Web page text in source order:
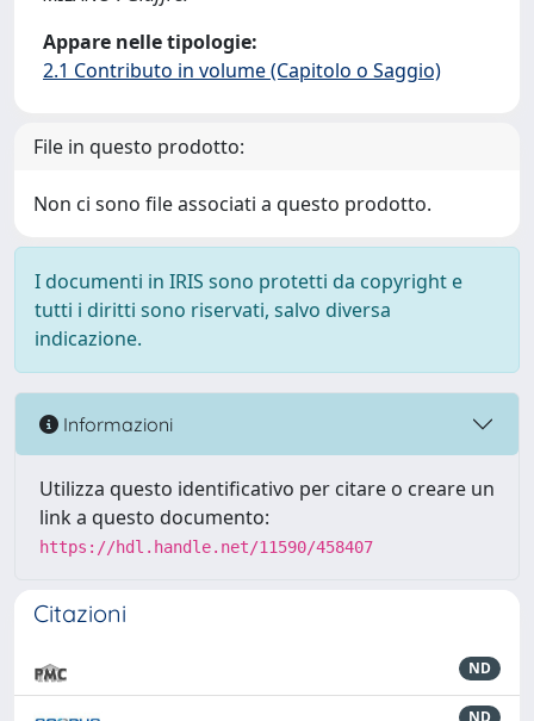
Appare nelle tipologie:
2.1 Contributo in volume (Capitolo o Saggio)
File in questo prodotto:
Non ci sono file associati a questo prodotto.
I documenti in IRIS sono protetti da copyright e
tutti i diritti sono riservati, salvo diversa
indicazione.
Informazioni
Utilizza questo identificativo per citare o creare un
link a questo documento:
https://hdl.handle.net/11590/458407
Citazioni
ND